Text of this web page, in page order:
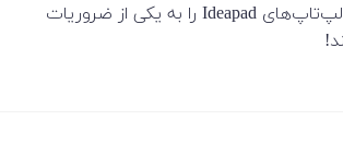
همه این ویژگی‌ها لپ‌تاپ‌های Ideapad را به یکی از ضروریات